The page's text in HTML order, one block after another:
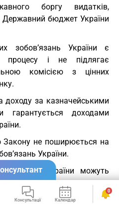
боргу видатків,
Державний бюджет України
зобов’язань України є
процесу і не підлягає
комісією з цінних
доходу за казначейськими
гарантується доходами
Закону не поширюється на
України.
України можуть
- із строком обігу понад
Консультації Календар Сервіси
0